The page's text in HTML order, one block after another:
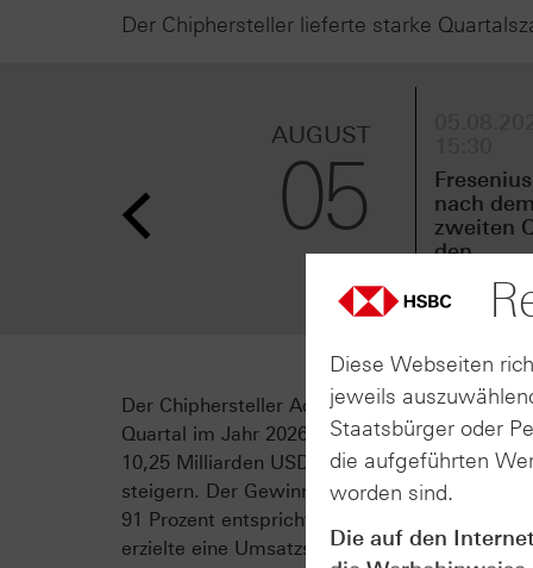
Der Chiphersteller lieferte starke
AUGUST
05
nach dem
zweiten
den
an
Der Chiphersteller Advanced Micro Devices
Quartal im Jahr 2026 und überzeugte die
10,25 Milliarden USD konnte sich der
steigern. Der Gewinn je Aktie belief sich auf
91 Prozent entspricht. Besonders im Bereich
erzielte eine Umsatzsteigerung um rund 57
Diese Webseiten
jeweils
Staatsbürger oder
die aufgeführten
worden sind.
Die auf den